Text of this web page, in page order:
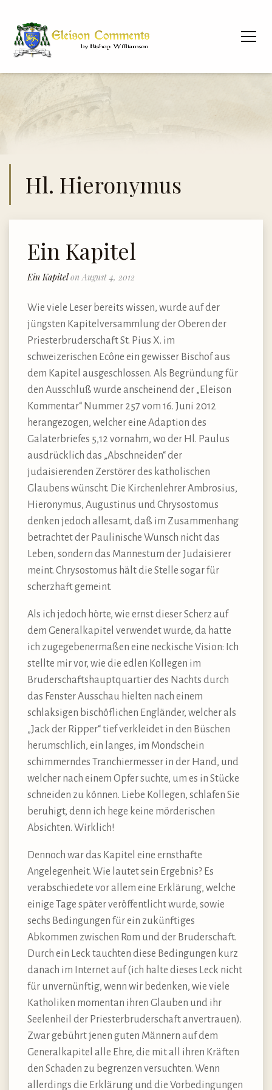
Hl. Hieronymus
Ein Kapitel
Ein Kapitelon August 4, 2012
Wie viele Leser bereits wissen, wurde auf der
jüngsten Kapitelversammlung der Oberen der
Priesterbruderschaft St. Pius X. im
schweizerischen Ecône ein gewisser Bischof aus
dem Kapitel ausgeschlossen. Als Begründung für
den Ausschluß wurde anscheinend der „Eleison
Kommentar“ Nummer 257 vom 16. Juni 2012
herangezogen, welcher eine Adaption des
Galaterbriefes 5,12 vornahm, wo der Hl. Paulus
ausdrücklich das „Abschneiden“ der
judaisierenden Zerstörer des katholischen
Glaubens wünscht. Die Kirchenlehrer Ambrosius,
Hieronymus, Augustinus und Chrysostomus
denken jedoch allesamt, daß im Zusammenhang
betrachtet der Paulinische Wunsch nicht das
Leben, sondern das Mannestum der Judaisierer
meint. Chrysostomus hält die Stelle sogar für
scherzhaft gemeint.
Als ich jedoch hörte, wie ernst dieser Scherz auf
dem Generalkapitel verwendet wurde, da hatte
ich zugegebenermaßen eine neckische Vision: Ich
stellte mir vor, wie die edlen Kollegen im
Bruderschaftshauptquartier des Nachts durch
das Fenster Ausschau hielten nach einem
schlaksigen bischöflichen Engländer, welcher als
„Jack der Ripper“ tief verkleidet in den Büschen
herumschlich, ein langes, im Mondschein
schimmerndes Tranchiermesser in der Hand, und
welcher nach einem Opfer suchte, um es in Stücke
schneiden zu können. Liebe Kollegen, schlafen Sie
beruhigt, denn ich hege keine mörderischen
Absichten. Wirklich!
Dennoch war das Kapitel eine ernsthafte
Angelegenheit. Wie lautet sein Ergebnis? Es
verabschiedete vor allem eine Erklärung, welche
einige Tage später veröffentlicht wurde, sowie
sechs Bedingungen für ein zukünftiges
Abkommen zwischen Rom und der Bruderschaft.
Durch ein Leck tauchten diese Bedingungen kurz
danach im Internet auf (ich halte dieses Leck nicht
für unvernünftig, wenn wir bedenken, wie viele
Katholiken momentan ihren Glauben und ihr
Seelenheil der Priesterbruderschaft anvertrauen).
Zwar gebührt jenen guten Männern auf dem
Generalkapitel alle Ehre, die mit all ihren Kräften
den Schaden zu begrenzen versuchten. Wenn
allerdings die Erklärung und die Vorbedingungen